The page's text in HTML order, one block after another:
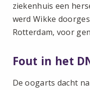
ziekenhuis een
werd Wikke
Rotterdam, voor
Fout in het
De oogarts dacht